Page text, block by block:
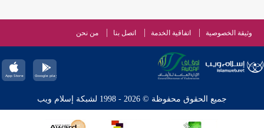
وثيقة الخصوصية اتفاقية الخدمة اتصل بنا من نحن
جميع الحقوق محفوظة © 2026 - 1998 لشبكة إسلام ويب